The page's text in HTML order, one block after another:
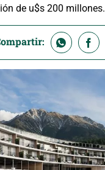
de u$s 200 millones.